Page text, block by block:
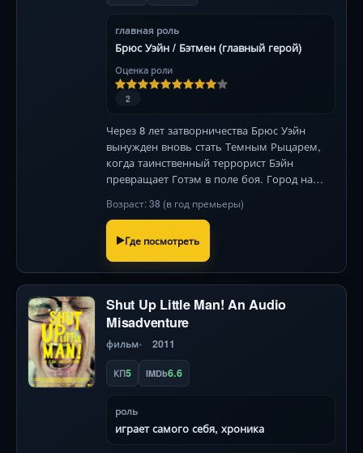
главная роль
Брюс Уэйн / Бэтмен (главный герой)
Оценка роли
2
Через 8 лет затворничества Брюс Уэйн
вынужден вновь стать Темным Рыцарем,
когда таинственный террорист Бэйн
превращает Готэм в поле боя. Город на
физическое и моральное возрождение.
Возраст: 38 (в год премьеры)
Где посмотреть
Shut Up Little Man! An Audio
Misadventure
фильм 2011
КП5 IMDb6.6
роль
играет самого себя, хроника